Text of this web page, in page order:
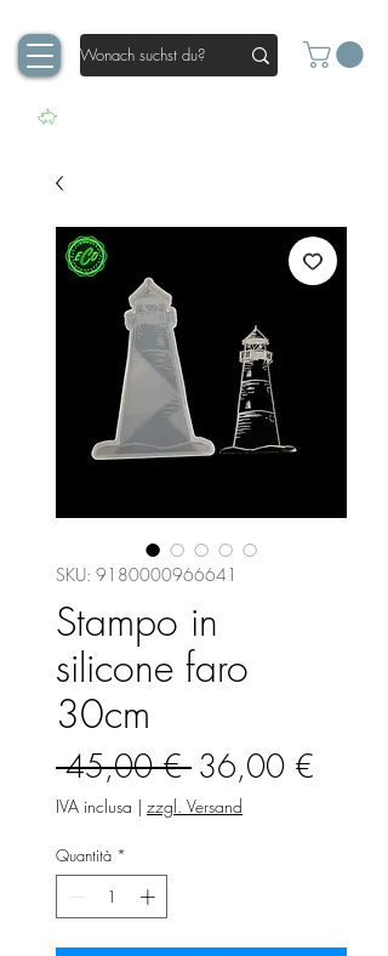
SKU: 9180000966641
Stampo in
silicone faro
30cm
45,00 € Prezzo
regolare
36,00 €
IVA inclusa | zzgl. Versand
Quantità *